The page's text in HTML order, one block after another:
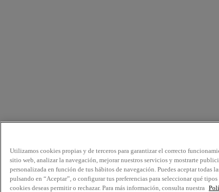
Utilizamos cookies propias y de terceros para garantizar el correcto
sitio web, analizar la navegación, mejorar nuestros servicios y mostrarte
personalizada en función de tus hábitos de navegación. Puedes aceptar todas
pulsando en “Aceptar”, o configurar tus preferencias para seleccionar qué tipos
cookies deseas permitir o rechazar. Para más información, consulta nuestra